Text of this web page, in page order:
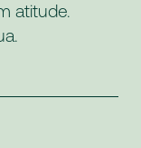
atitude.